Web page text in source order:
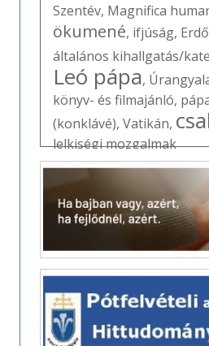
Szentév, Magnifica
ökumené, ifjúság,
általános kihallgatás/
Leó pápa,
könyv- és filmajánló,
(konklávé), Vatikán,
lelkiségi mozgalmak